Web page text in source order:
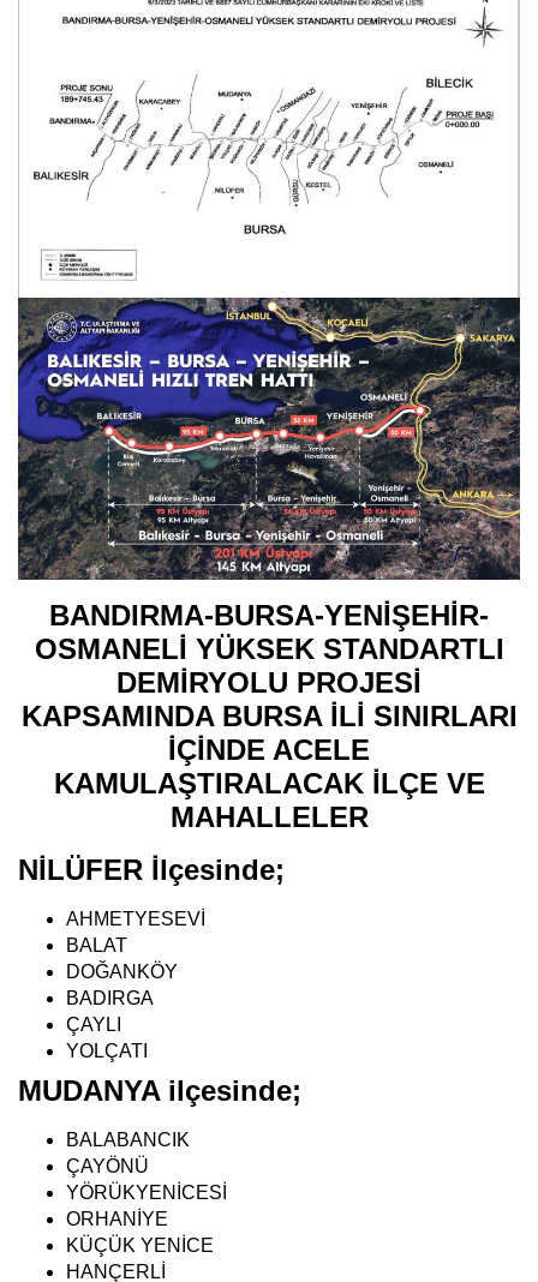
BANDIRMA-BURSA-YENİŞEHİR-
OSMANELİ YÜKSEK STANDARTLI
DEMİRYOLU PROJESİ
KAPSAMINDA BURSA İLİ SINIRLARI
İÇİNDE ACELE
KAMULAŞTIRALACAK İLÇE VE
MAHALLELER
NİLÜFER İlçesinde;
AHMETYESEVİ
BALAT
DOĞANKÖY
BADIRGA
ÇAYLI
YOLÇATI
MUDANYA ilçesinde;
BALABANCIK
ÇAYÖNÜ
YÖRÜKYENİCESİ
ORHANİYE
KÜÇÜK YENİCE
HANÇERLİ